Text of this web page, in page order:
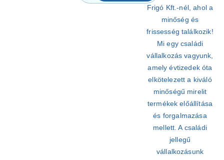
Frigó Kft.-nél, ahol a
minőség és
frissesség találkozik!
Mi egy családi
vállalkozás vagyunk,
amely évtizedek óta
elkötelezett a kiváló
minőségű mirelit
termékek előállítása
és forgalmazása
mellett. A családi
jellegű
vállalkozásunk